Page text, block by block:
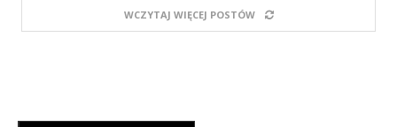
WCZYTAJ WIĘCEJ POSTÓW